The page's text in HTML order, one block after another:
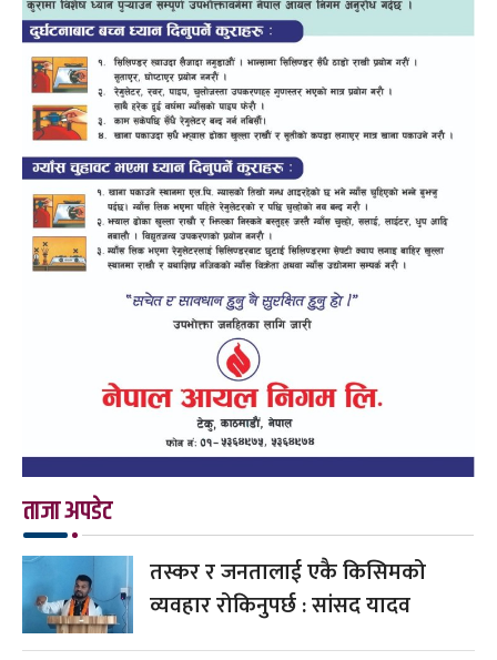
ताजा अपडेट
तस्कर र जनतालाई एकै किसिमको
व्यवहार रोकिनुपर्छ : सांसद यादव